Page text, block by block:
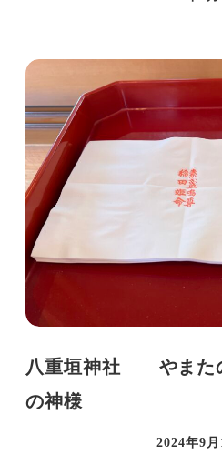
投稿日
八重垣神社 やまた
の神様
投稿日
2024年9月